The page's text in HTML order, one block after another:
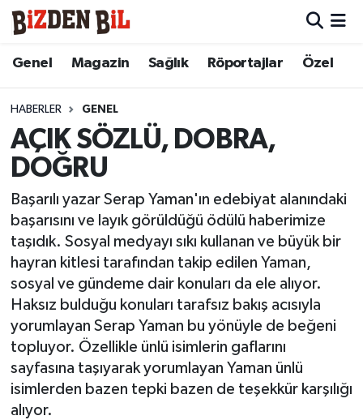
Genel Magazin Sağlık Röportajlar Özel
HABERLER GENEL
AÇIK SÖZLÜ, DOBRA,
DOĞRU
Başarılı yazar Serap Yaman'ın edebiyat alanındaki
başarısını ve layık görüldüğü ödülü haberimize
taşıdık. Sosyal medyayı sıkı kullanan ve büyük bir
hayran kitlesi tarafından takip edilen Yaman,
sosyal ve gündeme dair konuları da ele alıyor.
Haksız bulduğu konuları tarafsız bakış acısıyla
yorumlayan Serap Yaman bu yönüyle de beğeni
topluyor. Özellikle ünlü isimlerin gaflarını
sayfasına taşıyarak yorumlayan Yaman ünlü
isimlerden bazen tepki bazen de teşekkür karşılığı
alıyor.
Hava Durumu
Trafik Durumu
Süper Lig Puan Durumu ve Fikstür
Son Dakika Haberleri
Haber Arşivi